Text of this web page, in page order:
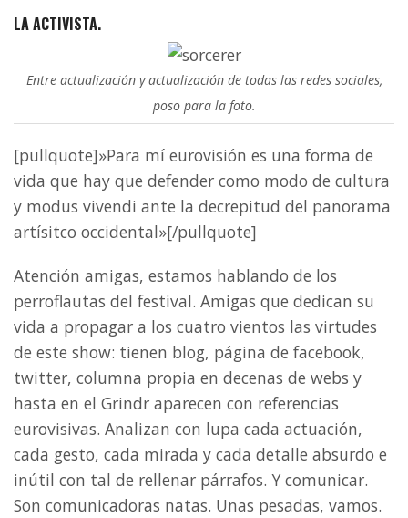
LA ACTIVISTA.
Entre actualización y actualización de todas las redes sociales,
poso para la foto.
[pullquote]»Para mí eurovisión es una forma de
vida que hay que defender como modo de cultura
y modus vivendi ante la decrepitud del panorama
artísitco occidental»[/pullquote]
Atención amigas, estamos hablando de los
perroflautas del festival. Amigas que dedican su
vida a propagar a los cuatro vientos las virtudes
de este show: tienen blog, página de facebook,
twitter, columna propia en decenas de webs y
hasta en el Grindr aparecen con referencias
eurovisivas. Analizan con lupa cada actuación,
cada gesto, cada mirada y cada detalle absurdo e
inútil con tal de rellenar párrafos. Y comunicar.
Son comunicadoras natas. Unas pesadas, vamos.